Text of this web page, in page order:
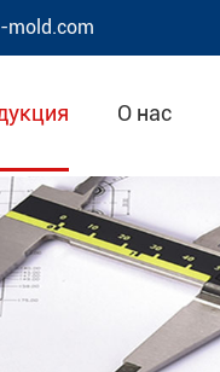
mold.com
О нас